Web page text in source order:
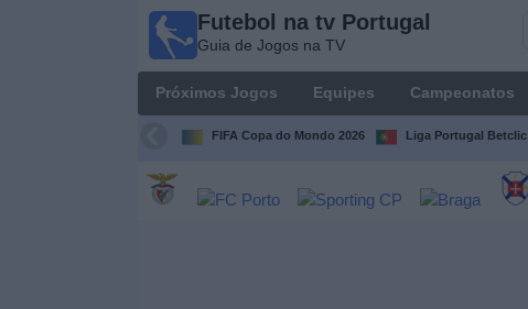
Futebol na tv Portugal
Guia de Jogos na TV
Próximos Jogos Equipes Campeonatos
FIFA Copa do Mondo 2026 Liga Portugal Betclic
Portugal
Jogos na TV